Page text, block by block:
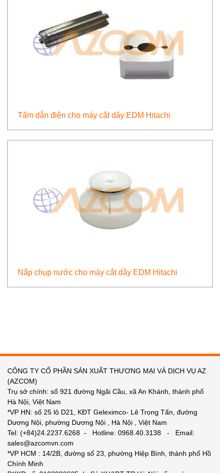
Tấm dẫn điện cho máy cắt dây EDM Hitachi
Nắp chụp nước cho máy cắt dây EDM Hitachi
CÔNG TY CỔ PHẦN SẢN XUẤT THƯƠNG MẠI VÀ DỊCH VỤ AZ
(AZCOM)
Trụ sở chính: số 921 đường Ngãi Cầu, xã An Khánh, thành phố
Hà Nội, Việt Nam
*VP HN: số 25 lô D21, KĐT Geleximco- Lê Trọng Tấn, đường
Dương Nội, phường Dương Nội , Hà Nội , Việt Nam
Tel: (+84)24.2237.6268 - Hotline: 0968.40.3138 - Email:
sales@azcomvn.com
*VP HCM : 14/2B, đường số 23, phường Hiệp Bình, thành phố Hồ
Chính Minh